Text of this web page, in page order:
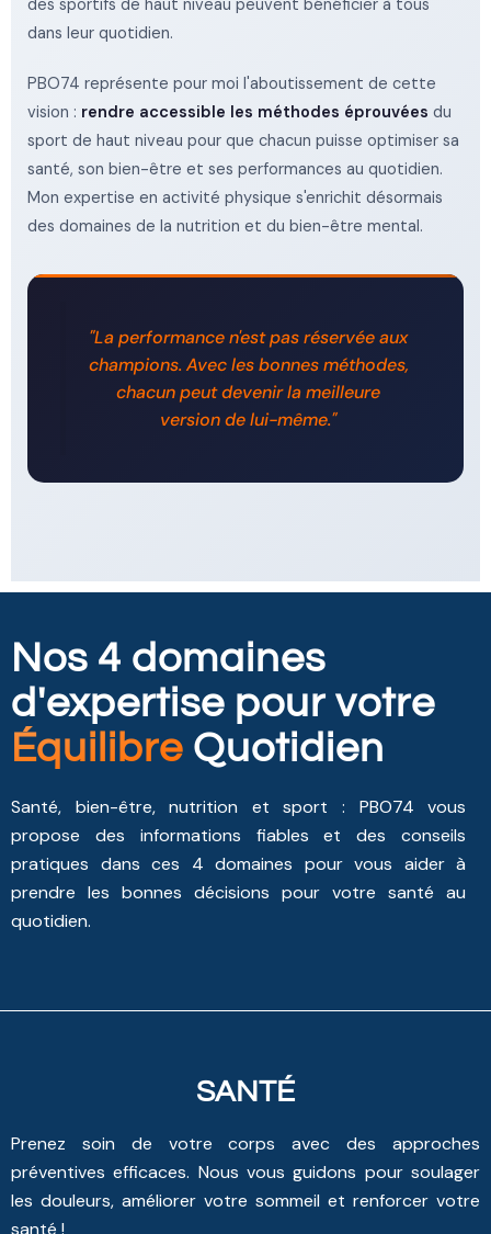
des sportifs de haut niveau peuvent bénéficier à tous
dans leur quotidien.
PBO74 représente pour moi l'aboutissement de cette
vision : rendre accessible les méthodes éprouvées du
sport de haut niveau pour que chacun puisse optimiser sa
santé, son bien-être et ses performances au quotidien.
Mon expertise en activité physique s'enrichit désormais
des domaines de la nutrition et du bien-être mental.
"La performance n'est pas réservée aux
champions. Avec les bonnes méthodes,
chacun peut devenir la meilleure
version de lui-même."
Nos 4 domaines
d'expertise pour votre
Équilibre Quotidien
Santé, bien-être, nutrition et sport : PBO74 vous
propose des informations fiables et des conseils
pratiques dans ces 4 domaines pour vous aider à
prendre les bonnes décisions pour votre santé au
quotidien.
SANTÉ
Prenez soin de votre corps avec des approches
préventives efficaces. Nous vous guidons pour soulager
les douleurs, améliorer votre sommeil et renforcer votre